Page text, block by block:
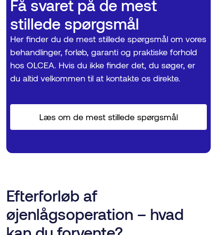
Få svaret på de mest
stillede spørgsmål
Her finder du de mest stillede spørgsmål om vores
behandlinger, forløb, garanti og praktiske forhold
hos OLCEA. Hvis du ikke finder det, du søger, er
du altid velkommen til at kontakte os direkte.
Læs om de mest stillede spørgsmål
Efterforløb af
øjenlågsoperation – hvad